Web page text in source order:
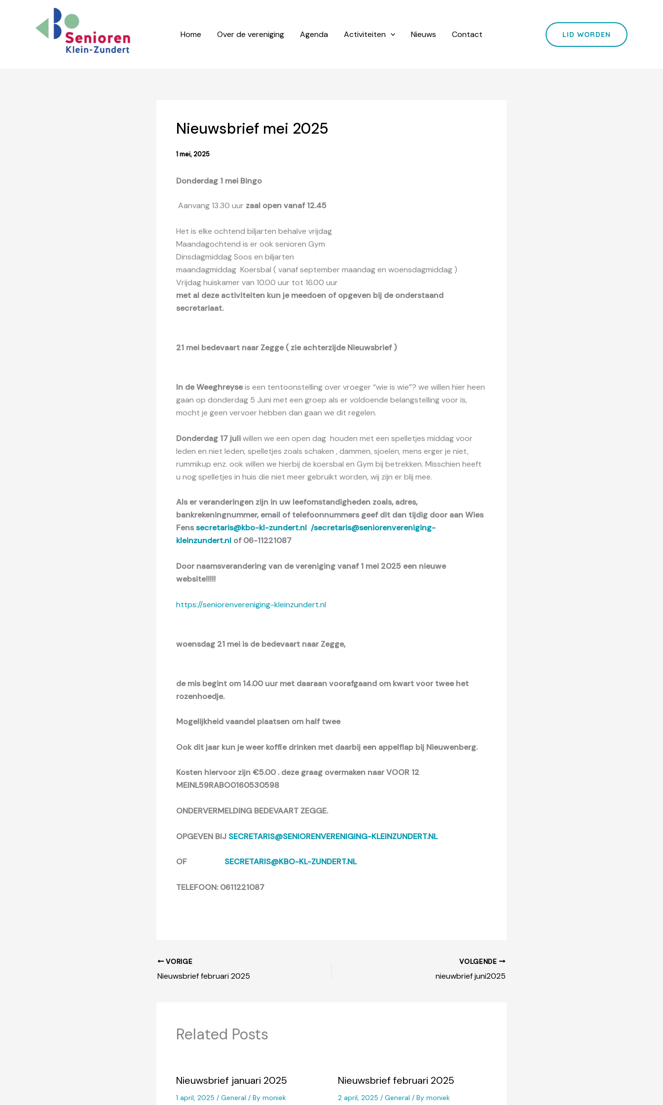
Home Over de vereniging Agenda Activiteiten Nieuws Contact LID WORDEN
Nieuwsbrief mei 2025
1 mei, 2025
Donderdag 1 mei Bingo
Aanvang 13.30 uur zaal open vanaf 12.45
Het is elke ochtend biljarten behalve vrijdag
Maandagochtend is er ook senioren Gym
Dinsdagmiddag Soos en biljarten
maandagmiddag Koersbal ( vanaf september maandag en woensdagmiddag )
Vrijdag huiskamer van 10.00 uur tot 16.00 uur
met al deze activiteiten kun je meedoen of opgeven bij de onderstaand
secretariaat.
21 mei bedevaart naar Zegge ( zie achterzijde Nieuwsbrief )
In de Weeghreyseis een tentoonstelling over vroeger “wie is wie”? we willen hier heen
gaan op donderdag 5 Juni met een groep als er voldoende belangstelling voor is,
mocht je geen vervoer hebben dan gaan we dit regelen.
Donderdag 17 juliwillen we een open dag houden met een spelletjes middag voor
leden en niet leden, spelletjes zoals schaken , dammen, sjoelen, mens erger je niet,
rummikup enz. ook willen we hierbij de koersbal en Gym bij betrekken. Misschien heeft
u nog spelletjes in huis die niet meer gebruikt worden, wij zijn er blij mee.
Als er veranderingen zijn in uw leefomstandigheden zoals, adres,
bankrekeningnummer, email of telefoonnummers geef dit dan tijdig door aan Wies
Fenssecretaris@kbo-kl-zundert.nl /secretaris@seniorenvereniging-
kleinzundert.nl of 06-11221087
Door naamsverandering van de vereniging vanaf 1 mei 2025 een nieuwe
website!!!!!
https://seniorenvereniging-kleinzundert.nl
woensdag 21 mei is de bedevaart naar Zegge,
de mis begint om 14.00 uur met daaraan voorafgaand om kwart voor twee het
rozenhoedje.
Mogelijkheid vaandel plaatsen om half twee
Ook dit jaar kun je weer koffie drinken met daarbij een appelflap bij Nieuwenberg.
Kosten hiervoor zijn €5.00 . deze graag overmaken naarVOOR 12
MEINL59RABO0160530598
ONDERVERMELDING BEDEVAART ZEGGE.
OPGEVEN BIJ SECRETARIS@SENIORENVERENIGING-KLEINZUNDERT.NL
OF SECRETARIS@KBO-KL-ZUNDERT.NL
TELEFOON: 0611221087
VORIGE
Nieuwsbrief februari 2025
VOLGENDE
nieuwbrief juni2025
Related Posts
Nieuwsbrief januari 2025
1 april, 2025 / General / By moniek
Nieuwsbrief februari 2025
2 april, 2025 / General / By moniek